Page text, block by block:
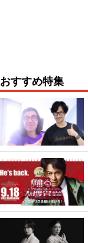
おすすめ特集